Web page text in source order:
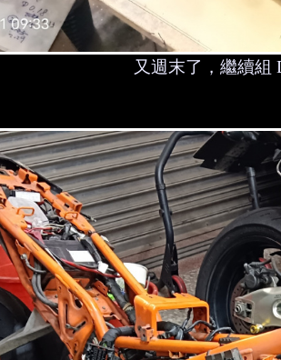
又週末了，繼續組